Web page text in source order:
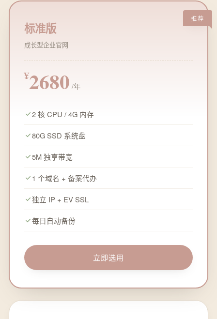
推荐
标准版
成长型企业官网
¥2680 /年
2 核 CPU / 4G 内存
80G SSD 系统盘
5M 独享带宽
1 个域名 + 备案代办
独立 IP + EV SSL
每日自动备份
立即选用